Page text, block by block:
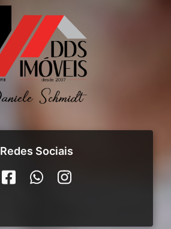
Redes Sociais